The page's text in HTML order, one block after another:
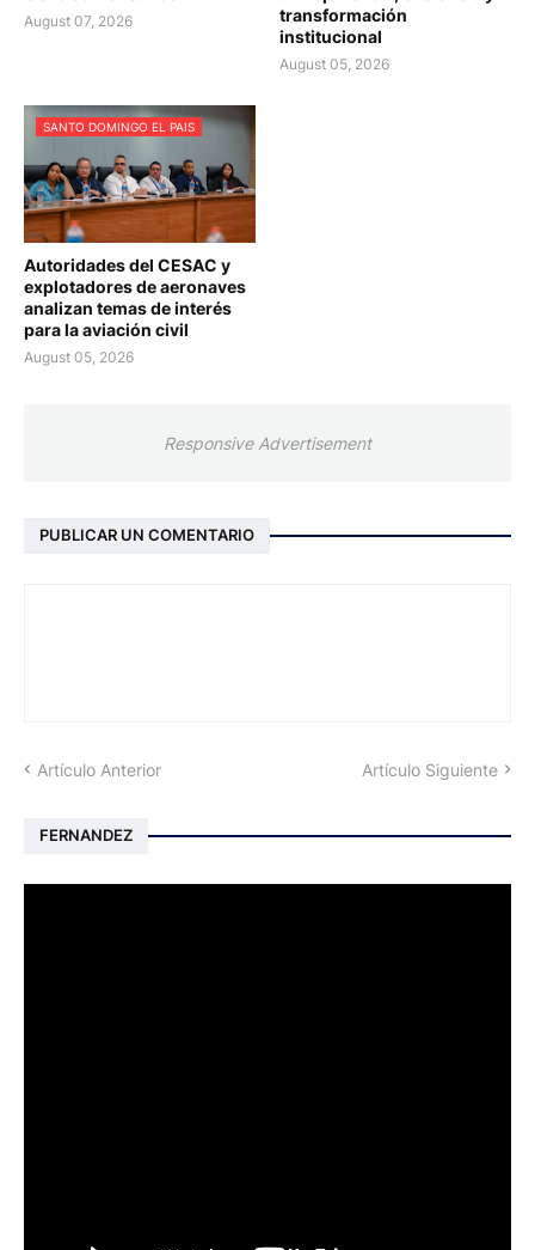
August 07, 2026
transformación
institucional
August 05, 2026
SANTO DOMINGO EL PAIS
Autoridades del CESAC y
explotadores de aeronaves
analizan temas de interés
para la aviación civil
August 05, 2026
Responsive Advertisement
PUBLICAR UN COMENTARIO
Artículo Anterior Artículo Siguiente
FERNANDEZ